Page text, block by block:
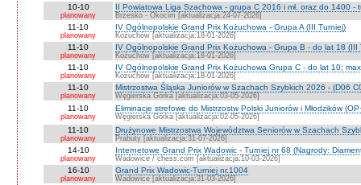
10-10
planowany
II Powiatowa Liga Szachowa - grupa C 2016 i mł. oraz do 1400 -
Brzesko - Okocim [aktualizacja:24-07-2026]
11-10
planowany
IV Ogólnopolskie Grand Prix Kożuchowa - Grupa A (III Turniej)
Kożuchów [aktualizacja:18-01-2026]
11-10
planowany
IV Ogólnopolskie Grand Prix Kożuchowa - Grupa B - do lat 18 (III
Kożuchów [aktualizacja:18-01-2026]
11-10
planowany
IV Ogólnopolskie Grand Prix Kożuchowa Grupa C - do lat 10;
Kożuchów [aktualizacja:18-01-2026]
11-10
planowany
Mistrzostwa Śląska Juniorów w Szachach Szybkich 2026 - (D06
Węgierska Górka [aktualizacja:03-05-2026]
11-10
planowany
Eliminacje strefowe do Mistrzostw Polski Juniorów i Młodzików
Węgierska Górka [aktualizacja:02-05-2026]
11-10
planowany
Drużynowe Mistrzostwa Województwa Seniorów w Szachach
Prabuty [aktualizacja:31-07-2026]
14-10
planowany
Internetowe Grand Prix Wadowic - Turniej nr 68 (Nagrody:
Wadowice / chess.com [aktualizacja:10-03-2026]
16-10
planowany
Grand Prix Wadowic-Turniej nr.1004
Wadowice [aktualizacja:31-03-2026]